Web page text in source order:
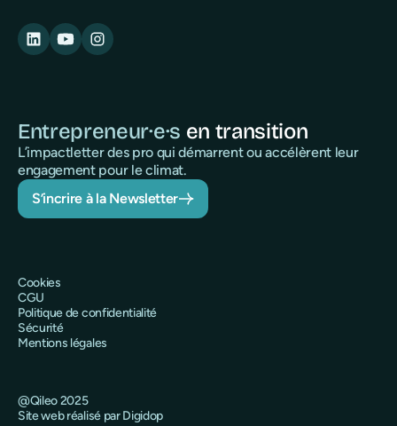
Entrepreneur·e·s en transition
L’impactletter des pro qui démarrent ou accélèrent leur
engagement pour le climat.
S’incrire à la Newsletter
@Qileo 2025
Site web réalisé par Digidop
Cookies
CGU
Politique de confidentialité
Sécurité
Mentions légales